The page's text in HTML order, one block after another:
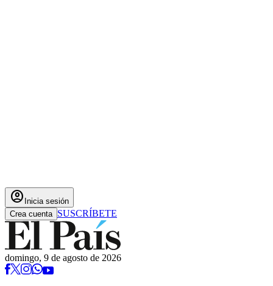
account_circle Inicia sesión
Crea cuenta SUSCRÍBETE
domingo, 9 de agosto de 2026